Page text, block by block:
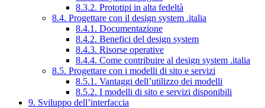
8.3.2. Prototipi in alta fedeltà
8.4. Progettare con il design system .italia
8.4.1. Documentazione
8.4.2. Benefici del design system
8.4.3. Risorse operative
8.4.4. Come contribuire al design system .italia
8.5. Progettare con i modelli di sito e servizi
8.5.1. Vantaggi dell’utilizzo dei modelli
8.5.2. I modelli di sito e servizi disponibili
9. Sviluppo dell’interfaccia